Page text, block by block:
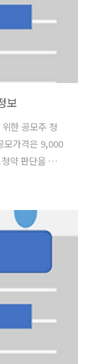
보
한 공모주 청
모가격은 9,000
약 판단을 위
는 2001년 12
통신 인프라
테나 전문기업
신 안테나 시
엔지니어링 역
위성통신..